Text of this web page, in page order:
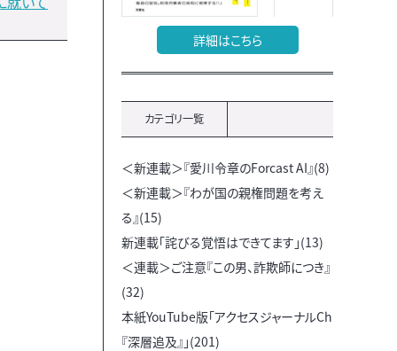
詳細はこちら
カテゴリ一覧
＜新連載＞『愛川令章のForcast AI』(8)
＜新連載＞『わが国の親権問題を考え
る』(15)
新連載「詫びる覚悟はできてます」(13)
＜連載＞ご注意『この男、詐欺師につき』
(32)
本紙YouTube版「アクセスジャーナルCh
『深層追及』」(201)